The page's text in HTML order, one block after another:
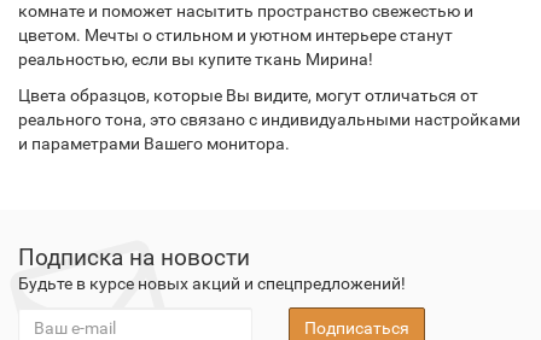
комнате и поможет насытить пространство свежестью и
цветом. Мечты о стильном и уютном интерьере станут
реальностью, если вы купите ткань Мирина!
Цвета образцов, которые Вы видите, могут отличаться от
реального тона, это связано с индивидуальными настройками
и параметрами Вашего монитора.
Подписка на новости
Будьте в курсе новых акций и спецпредложений!
Подписаться